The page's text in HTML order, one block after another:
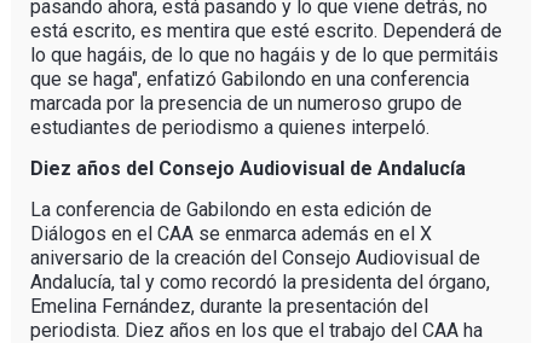
pasando ahora, está pasando y lo que viene detrás, no
está escrito, es mentira que esté escrito. Dependerá de
lo que hagáis, de lo que no hagáis y de lo que permitáis
que se haga", enfatizó Gabilondo en una conferencia
marcada por la presencia de un numeroso grupo de
estudiantes de periodismo a quienes interpeló.
Diez años del Consejo Audiovisual de Andalucía
La conferencia de Gabilondo en esta edición de
Diálogos en el CAA se enmarca además en el X
aniversario de la creación del Consejo Audiovisual de
Andalucía, tal y como recordó la presidenta del órgano,
Emelina Fernández, durante la presentación del
periodista. Diez años en los que el trabajo del CAA ha